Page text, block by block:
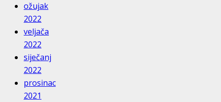
ožujak
2022
veljača
2022
siječanj
2022
prosinac
2021